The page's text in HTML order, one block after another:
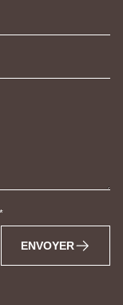
ENVOYER